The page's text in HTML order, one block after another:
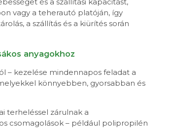
vagy a teherautó platóján, így
a szállítás és a kiürítés során
anyagokhoz
– kezelése mindennapos feladat a
könnyebben, gyorsabban és
terheléssel zárulnak a
csomagolások – például polipropilén